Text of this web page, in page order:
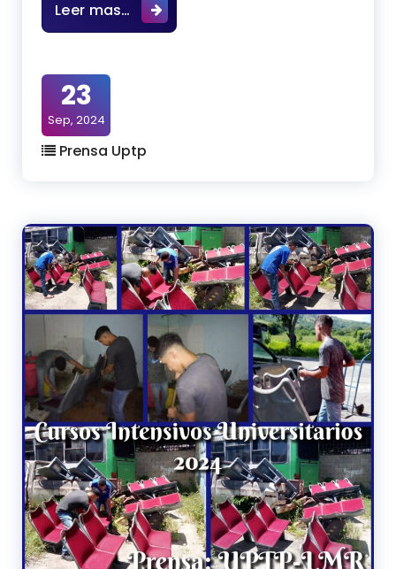
Leer mas… Cursos Intensivos Universitarios
23
Sep, 2024
Prensa Uptp